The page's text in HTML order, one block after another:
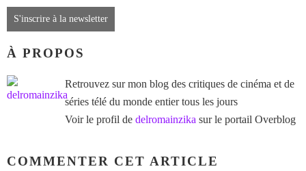
S'inscrire à la newsletter
À PROPOS
Retrouvez sur mon blog des critiques de cinéma et de
séries télé du monde entier tous les jours
Voir le profil de delromainzika sur le portail Overblog
COMMENTER CET ARTICLE